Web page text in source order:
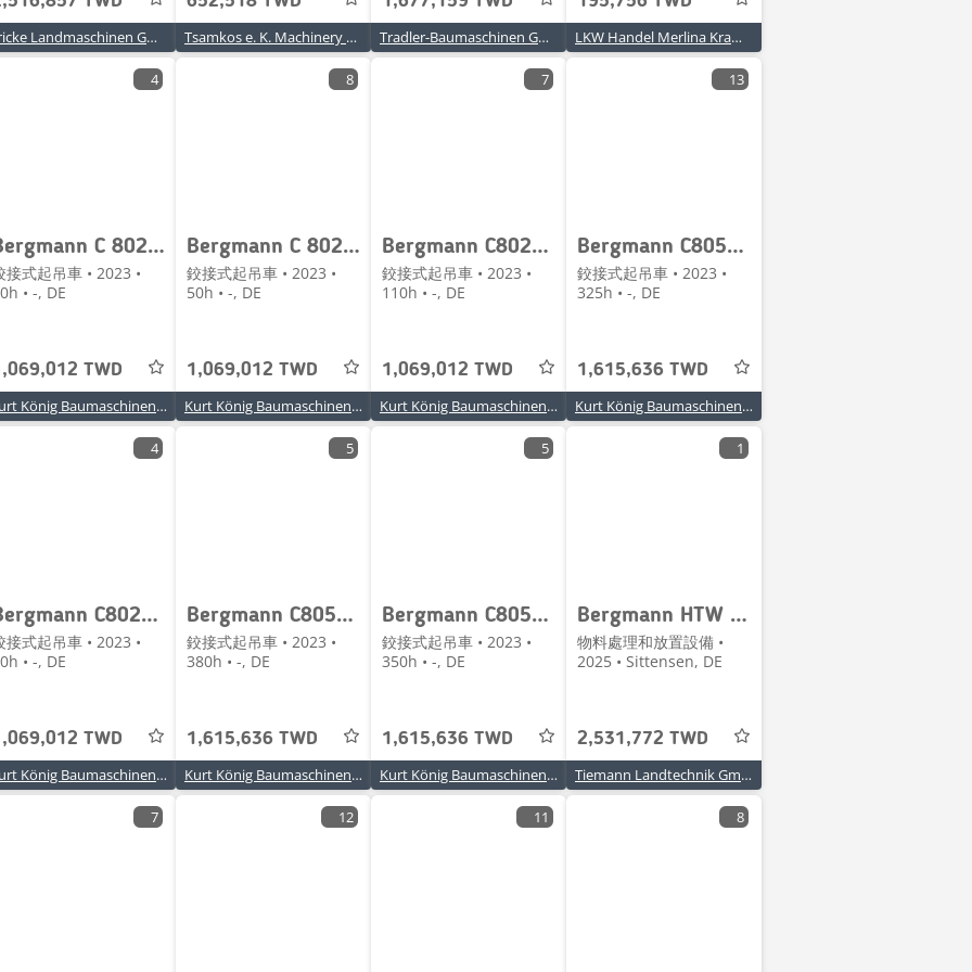
Fricke Landmaschinen GmbH
Tsamkos e. K. Machinery Sofoklis Tsamkosoglou
Tradler-Baumaschinen GmbH
LKW Handel Merlina Kramer
4
Bergmann C 802 e Elektic
接式起吊車 • 2023 •
• -, DE
TWD
Kurt König Baumaschinen GmbH
8
Bergmann C 802 e Elektic
鉸接式起吊車 • 2023 •
50h • -, DE
1,069,012 TWD
Kurt König Baumaschinen GmbH
7
Bergmann C802e/A
鉸接式起吊車 • 2023 •
110h • -, DE
1,069,012 TWD
Kurt König Baumaschinen GmbH
13
Bergmann C805s/B
鉸接式起吊車 • 2023 •
325h • -, DE
1,615,636 TWD
Kurt König Baumaschinen GmbH
4
Bergmann C802e/A
接式起吊車 • 2023 •
• -, DE
TWD
Kurt König Baumaschinen GmbH
5
Bergmann C805s/B
鉸接式起吊車 • 2023 •
380h • -, DE
1,615,636 TWD
Kurt König Baumaschinen GmbH
5
Bergmann C805s/B
鉸接式起吊車 • 2023 •
350h • -, DE
1,615,636 TWD
Kurt König Baumaschinen GmbH
1
Bergmann HTW 45S
物料處理和放置設備 •
2025 • Sittensen, DE
2,531,772 TWD
Tiemann Landtechnik GmbH & Co.
7 12 11 8